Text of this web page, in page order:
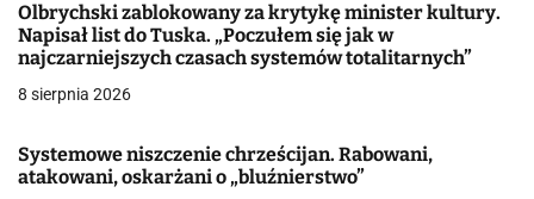
c
j
a
w
Olbrychski zablokowany za krytykę minister kultury.
Napisał list do Tuska. „Poczułem się jak w
najczarniejszych czasach systemów totalitarnych”
8 sierpnia 2026
Systemowe niszczenie chrześcijan. Rabowani,
atakowani, oskarżani o „bluźnierstwo”